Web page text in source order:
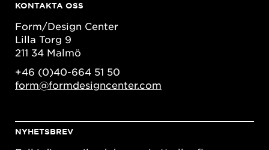
KONTAKTA OSS
Form/Design Center
Lilla Torg 9
211 34 Malmö
+46 (0)40-664 51 50
form@formdesigncenter.com
NYHETSBREV